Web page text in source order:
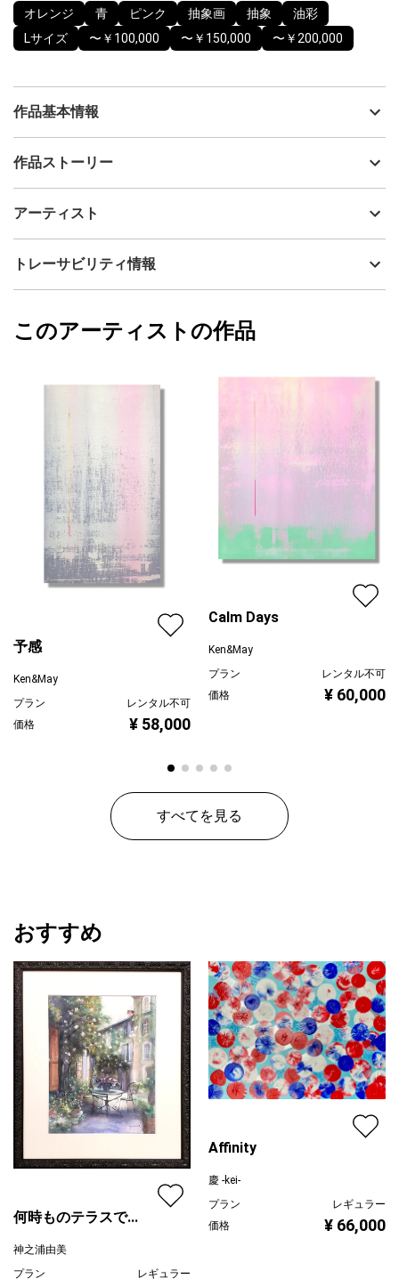
オレンジ 青 ピンク 抽象画 抽象
油彩
Lサイズ
〜￥100,000 〜￥150,000 〜￥200,000
作品基本情報
出品者
制作年
油彩
カラー
オレンジ
ジャンル
抽象画
配送目安
作品ストーリー
アーティスト
Ken&May
フォローする
トレーサビリティ情報
Ken&May
このアーティストの作品
予感
Ken&May
プラン
レンタル不可
価格
¥ 58,000
Calm Days
Ken&May
プラン
レンタル不可
価格
¥ 60,000
すべてを見る
おすすめ
何時ものテラスで...
神之浦由美
プラン
レギュラー
Affinity
慶 -kei-
プラン
レギュラー
価格
¥ 66,000